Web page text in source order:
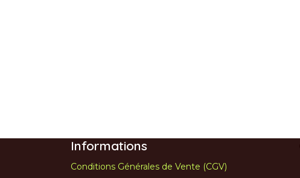
Informations
Conditions Générales de Vente (CGV)